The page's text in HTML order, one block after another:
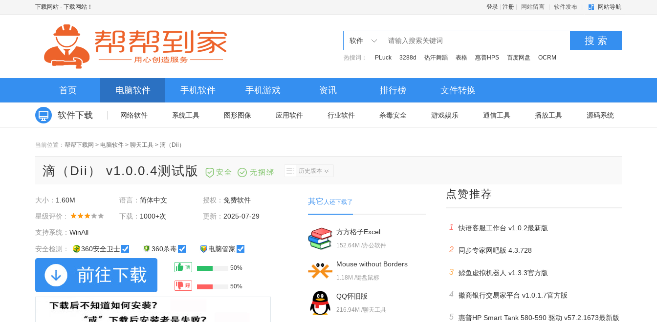
下载网站 - 下载网站！ 登录 注册 网站留言 软件发布 网站导航
软件 搜 索
热搜词： PLuck 3288d 热汗舞蹈 表格 惠普HPS 百度网盘 OCRM
首页 电脑软件 手机软件 手机游戏 资讯 排行榜 文件转换
软件下载 网络软件 系统工具 图形图像 应用软件 行业软件 杀毒安全 游戏娱乐 通信工具 播放工具 源码系统
当前位置： 帮帮下载网 > 电脑软件 > 聊天工具 > 滴（Dii）
滴（Dii） v1.0.0.4测试版 安全 无捆绑 历史版本
大小： 1.60M 语言： 简体中文 授权：免费软件
星级评价 : 下载： 1000+次 更新： 2025-07-29
支持系统： WinAll
安全检测： 360安全卫士 360杀毒 电脑管家
50%
50%
其它 人还下载了
方方格子Excel
152.64M /办公软件
Mouse without Borders
1.18M /键盘鼠标
QQ怀旧版
216.94M /聊天工具
点赞推荐
1 快语客服工作台 v1.0.2最新版
2 同步专家网吧版 4.3.728
3 鲸鱼虚拟机器人 v1.3.3官方版
4 徽商银行交易家平台 v1.0.1.7官方版
5 惠普HP Smart Tank 580-590 驱动 v57.2.1673最新版